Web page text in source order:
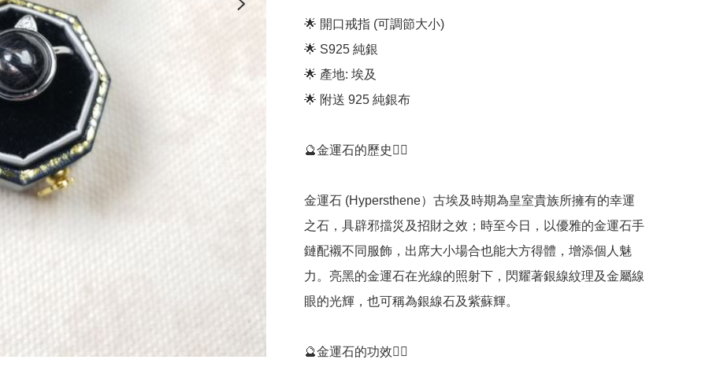
🌟 開口戒指 (可調節大小)
🌟 S925 純銀
🌟 產地: 埃及
🌟 附送 925 純銀布
🔮金運石的歷史💁‍♀️
金運石 (Hypersthene）古埃及時期為皇室貴族所擁有的幸運
之石，具辟邪擋災及招財之效；時至今日，以優雅的金運石手
鏈配襯不同服飾，出席大小場合也能大方得體，增添個人魅
力。亮黑的金運石在光線的照射下，閃耀著銀線紋理及金屬線
眼的光輝，也可稱為銀線石及紫蘇輝。
🔮金運石的功效💁‍♀️